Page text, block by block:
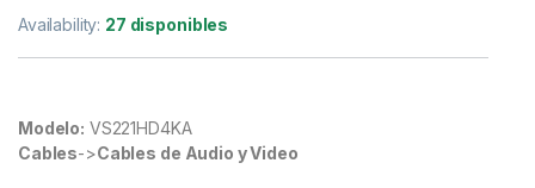
Availability: 27 disponibles
Modelo: VS221HD4KA
Cables->Cables de Audio y Video